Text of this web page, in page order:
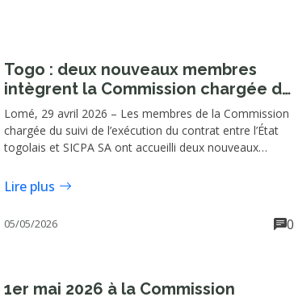
Togo : deux nouveaux membres
intègrent la Commission chargée du
suivi du contrat entre l’État togolais
et SICPA SA
Lomé, 29 avril 2026 – Les membres de la Commission
chargée du suivi de l’exécution du contrat entre l’État
togolais et SICPA SA ont accueilli deux nouveaux
29 avril au siège de ladite Commission à Lomé. Il s’agit
du Commissaire des Douanes et Droits indirects, Téi
KONZI, et du Commissaire des Impôts, Peter Dossou
KPONOR.
Lire plus
05/05/2026 0
1er mai 2026 à la Commission